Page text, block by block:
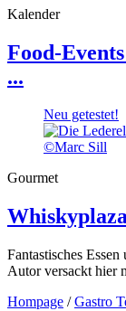
Kalender
Food-
...
Neu getestet!
Gourmet
Fantastisches
Autor versackt hier
Hompage /Gastro